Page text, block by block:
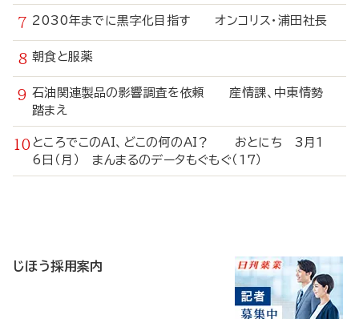
2030年までに黒字化目指す オンコリス・浦田社長
朝食と服薬
石油関連製品の影響調査を依頼 産情課、中東情勢
踏まえ
ところでこのAI、どこの何のAI？ おとにち 3月1
6日（月） まんまるのデータもぐもぐ（17）
じほう採用案内